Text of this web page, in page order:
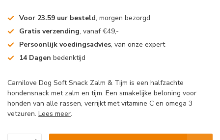
Voor 23.59 uur besteld, morgen bezorgd
Gratis verzending, vanaf €49,-
Persoonlijk voedingsadvies, van onze expert
14 Dagen bedenktijd
Carnilove Dog Soft Snack Zalm & Tijm is een halfzachte
hondensnack met zalm en tijm. Een smakelijke beloning voor
honden van alle rassen, verrijkt met vitamine C en omega 3
vetzuren. Lees meer.